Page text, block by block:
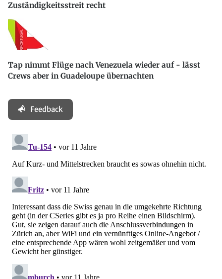
Zuständigkeitsstreit recht
Tap nimmt Flüge nach Venezuela wieder auf - lässt
Crews aber in Guadeloupe übernachten
Feedback